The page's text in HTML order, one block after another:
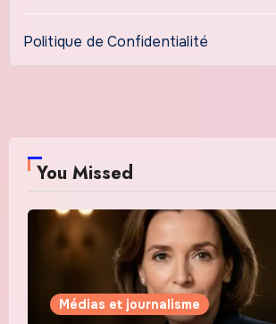
Politique de Confidentialité
You Missed
Médias et journalisme